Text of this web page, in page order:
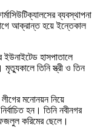
ব্যবস্থাপনা
আক্রান্ত হয়ে ইন্তেকাল
ইউনাইটেড হাসপাতালে
তিনি স্ত্রী ও তিন
মনোনয়ন নিয়ে
হন। তিনি নবীনগর
করিমের ছেলে।